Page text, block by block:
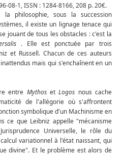
08-1, ISSN : 1284-8166, 208 p. 20€.
philosophie, sous la succession
il existe un lignage tenace qui
jouant de tous les obstacles : c'est la
. Elle est ponctuée par trois
et Russell. Chacun de ces auteurs
mais qui s'enchaînent en un
entre MythosetLogos nous cache
de l'allégorie où s'affrontent
symbolique d'un Machinisme en
ce que Leibniz appelle "mécanisme
Universelle, le rôle du
variationnel à l'état naissant, qui
divine". Et le problème est alors de